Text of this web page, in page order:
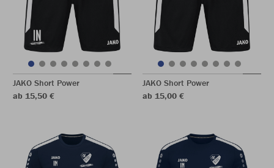
JAKO Short Power
ab 15,50 €
JAKO Short Power
ab 15,00 €